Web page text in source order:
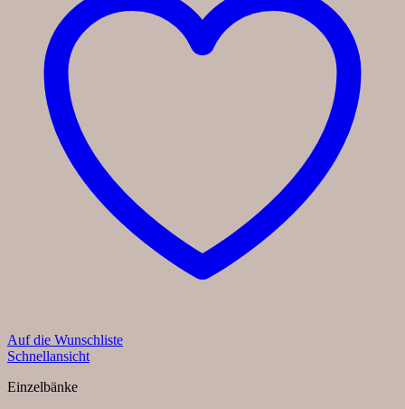
Auf die Wunschliste
Schnellansicht
Einzelbänke